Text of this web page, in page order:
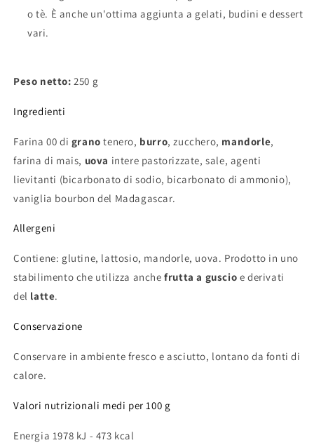
o tè. È anche un'ottima aggiunta a gelati, budini e dessert
vari.
Peso netto: 250 g
Ingredienti
Farina 00 di grano tenero, burro, zucchero, mandorle,
farina di mais, uova intere pastorizzate, sale, agenti
lievitanti (bicarbonato di sodio, bicarbonato di ammonio),
vaniglia bourbon del Madagascar.
Allergeni
Contiene: glutine, lattosio, mandorle, uova. Prodotto in uno
stabilimento che utilizza anche frutta a guscio e derivati
del latte.
Conservazione
Conservare in ambiente fresco e asciutto, lontano da fonti di
calore.
Valori nutrizionali medi per 100 g
Energia 1978 kJ - 473 kcal